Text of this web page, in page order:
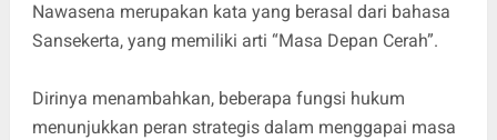
Nawasena merupakan kata yang berasal dari bahasa
Sansekerta, yang memiliki arti “Masa Depan Cerah”.
Dirinya menambahkan, beberapa fungsi hukum
menunjukkan peran strategis dalam menggapai masa